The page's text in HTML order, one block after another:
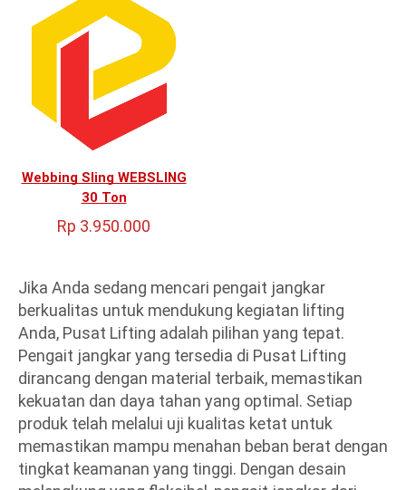
Webbing Sling WEBSLING
30 Ton
Rp 3.950.000
Jika Anda sedang mencari pengait jangkar
berkualitas untuk mendukung kegiatan lifting
Anda, Pusat Lifting adalah pilihan yang tepat.
Pengait jangkar yang tersedia di Pusat Lifting
dirancang dengan material terbaik, memastikan
kekuatan dan daya tahan yang optimal. Setiap
produk telah melalui uji kualitas ketat untuk
memastikan mampu menahan beban berat dengan
tingkat keamanan yang tinggi. Dengan desain